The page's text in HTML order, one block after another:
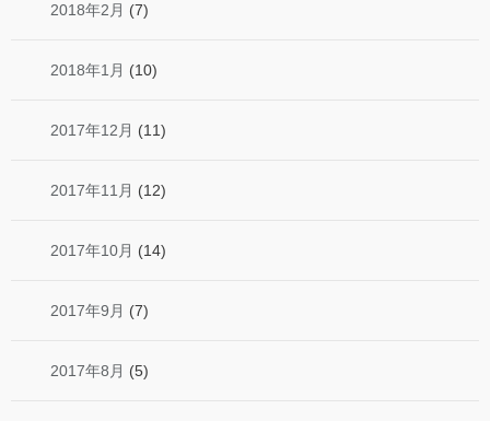
2018年2月 (7)
2018年1月 (10)
2017年12月 (11)
2017年11月 (12)
2017年10月 (14)
2017年9月 (7)
2017年8月 (5)